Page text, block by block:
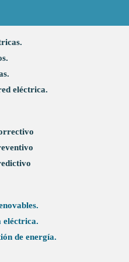
eléctrica.
eléctrica.
de energía.